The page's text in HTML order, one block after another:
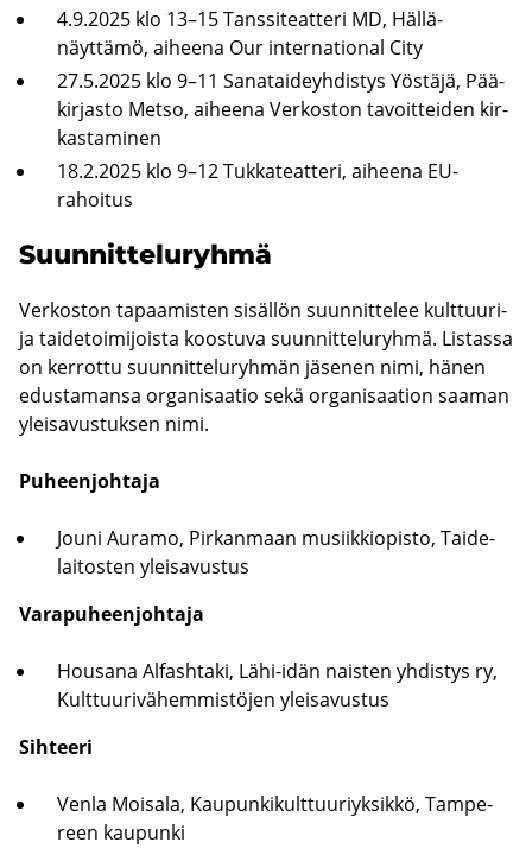
4.9.2025 klo 13–15 Tans­si­teat­te­ri MD, Hällä-​
näyttämö, ai­hee­na Our in­ter­na­tio­nal City
27.5.2025 klo 9–11 Sa­na­tai­deyh­dis­tys Yös­tä­jä, Pää­
kir­jas­to Metso, ai­hee­na Ver­kos­ton ta­voit­tei­den kir­
kas­ta­mi­nen
18.2.2025 klo 9–12 Tuk­ka­teat­te­ri, ai­hee­na EU-​
rahoitus
Suun­nit­te­lu­ryh­mä
Ver­kos­ton ta­paa­mis­ten si­säl­lön suun­nit­te­lee kulttuuri-​
ja tai­de­toi­mi­jois­ta koos­tu­va suun­nit­te­lu­ryh­mä. Lis­tas­sa
on ker­rot­tu suun­nit­te­lu­ryh­män jä­se­nen nimi, hänen
edus­ta­man­sa or­ga­ni­saa­tio sekä or­ga­ni­saa­tion saa­man
ylei­sa­vus­tuk­sen nimi.
Pu­heen­joh­ta­ja
Jouni Au­ra­mo, Pir­kan­maan musiik­kio­pis­to, Tai­de­
lai­tos­ten ylei­sa­vus­tus
Va­ra­pu­heen­joh­ta­ja
Housa­na Al­fash­ta­ki, Lähi-​idän nais­ten yh­dis­tys ry,
Kult­tuu­ri­vä­hem­mis­tö­jen ylei­sa­vus­tus
Sih­tee­ri
Venla Moi­sa­la, Kau­pun­ki­kult­tuu­riyk­sik­kö, Tam­pe­
reen kau­pun­ki